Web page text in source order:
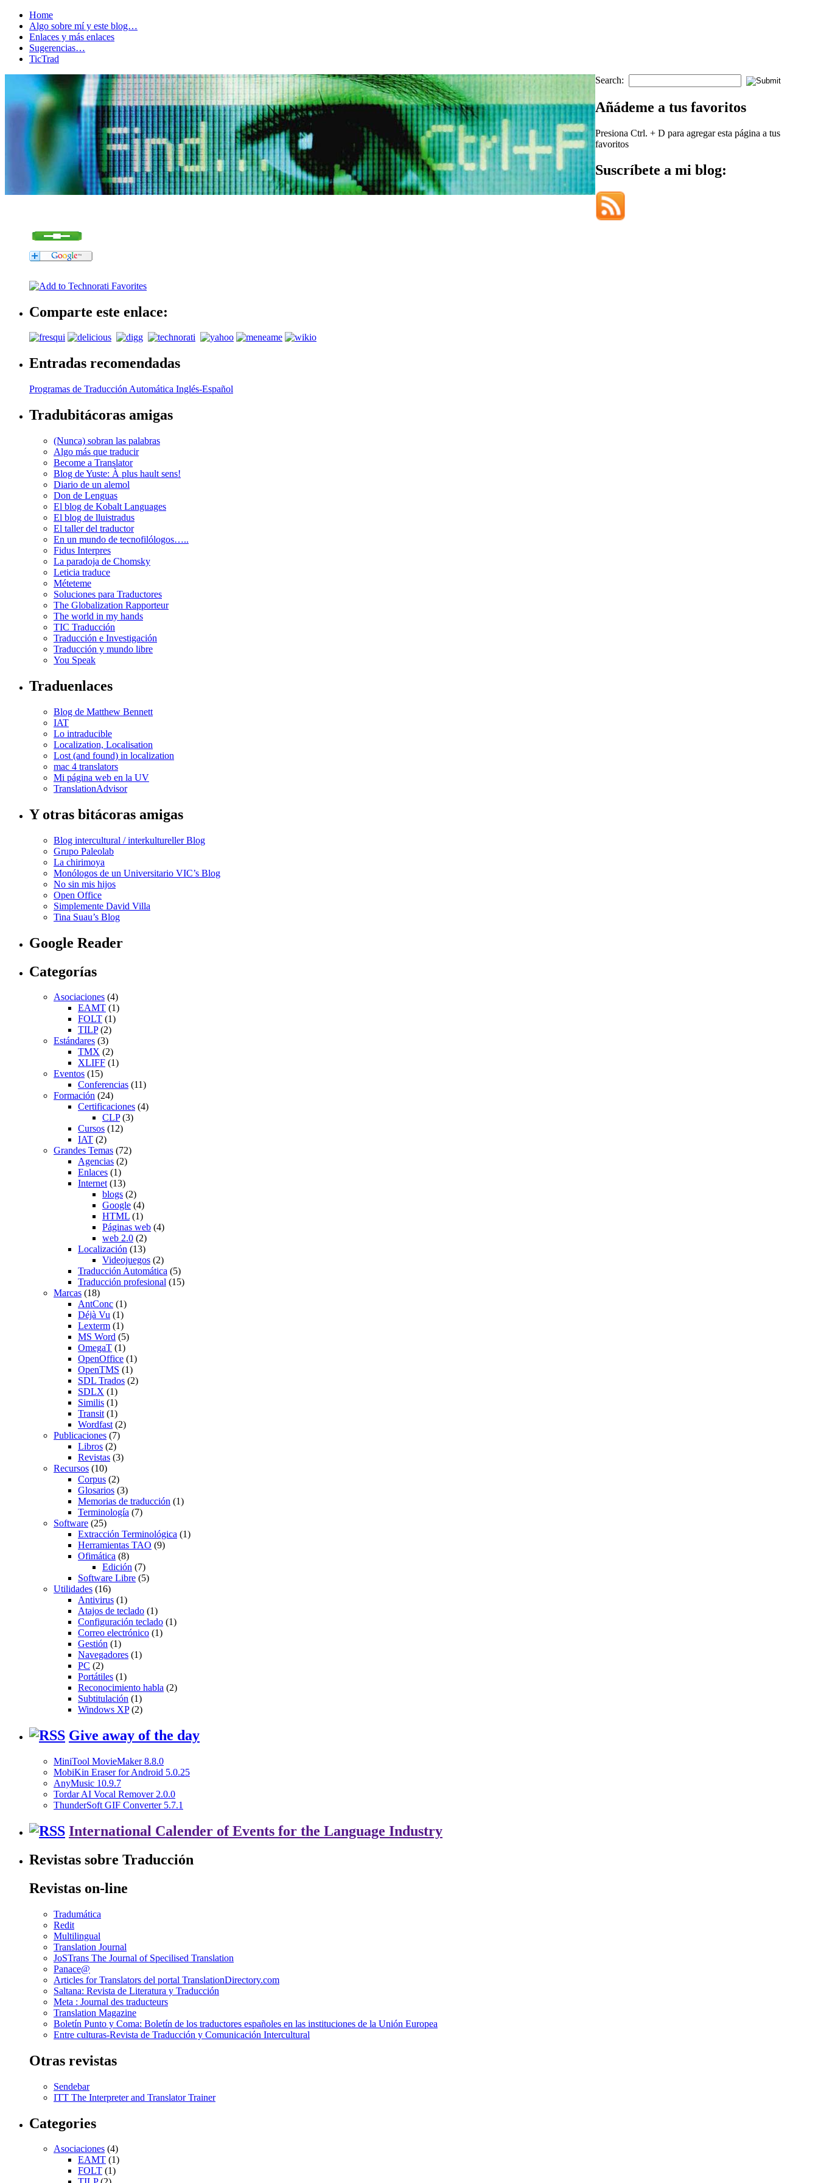
Home
Algo sobre mí y este blog…
Enlaces y más enlaces
Sugerencias…
TicTrad
Search:
Añádeme a tus favoritos
Presiona Ctrl. + D para agregar esta página a tus
favoritos
Suscríbete a mi blog:
Comparte este enlace:
Entradas recomendadas
Programas de Traducción Automática Inglés-Español
Tradubitácoras amigas
(Nunca) sobran las palabras
Algo más que traducir
Become a Translator
Blog de Yuste: À plus hault sens!
Diario de un alemol
Don de Lenguas
El blog de Kobalt Languages
El blog de lluistradus
El taller del traductor
En un mundo de tecnofilólogos…..
Fidus Interpres
La paradoja de Chomsky
Leticia traduce
Méteteme
Soluciones para Traductores
The Globalization Rapporteur
The world in my hands
TIC Traducción
Traducción e Investigación
Traducción y mundo libre
You Speak
Traduenlaces
Blog de Matthew Bennett
IAT
Lo intraducible
Localization, Localisation
Lost (and found) in localization
mac 4 translators
Mi página web en la UV
TranslationAdvisor
Y otras bitácoras amigas
Blog intercultural / interkultureller Blog
Grupo Paleolab
La chirimoya
Monólogos de un Universitario VIC’s Blog
No sin mis hijos
Open Office
Simplemente David Villa
Tina Suau’s Blog
Google Reader
Categorías
Asociaciones (4)
EAMT (1)
FOLT (1)
TILP(2)
Estándares (3)
TMX (2)
XLIFF (1)
Eventos (15)
Conferencias (11)
Formación (24)
Certificaciones (4)
CLP(3)
Cursos (12)
IAT (2)
Grandes Temas (72)
Agencias (2)
Enlaces (1)
Internet(13)
blogs (2)
Google (4)
HTML (1)
Páginas web (4)
web 2.0 (2)
Localización (13)
Videojuegos (2)
Traducción Automática (5)
Traducción profesional (15)
Marcas (18)
AntConc (1)
Déjà Vu (1)
Lexterm (1)
MS Word (5)
OmegaT (1)
OpenOffice (1)
OpenTMS (1)
SDL Trados (2)
SDLX (1)
Similis (1)
Transit(1)
Wordfast(2)
Publicaciones (7)
Libros (2)
Revistas (3)
Recursos (10)
Corpus (2)
Glosarios (3)
Memorias de traducción (1)
Terminología (7)
Software (25)
Extracción Terminológica (1)
Herramientas TAO (9)
Ofimática (8)
Edición (7)
Software Libre (5)
Utilidades (16)
Antivirus (1)
Atajos de teclado (1)
Configuración teclado (1)
Correo electrónico (1)
Gestión (1)
Navegadores (1)
PC (2)
Portátiles (1)
Reconocimiento habla (2)
Subtitulación (1)
Windows XP(2)
Give away of the day
MiniTool MovieMaker 8.8.0
MobiKin Eraser for Android 5.0.25
AnyMusic 10.9.7
Tordar AI Vocal Remover 2.0.0
ThunderSoft GIF Converter 5.7.1
International Calender of Events for the Language Industry
Revistas sobre Traducción
Revistas on-line
Tradumática
Redit
Multilingual
Translation Journal
JoSTrans The Journal of Specilised Translation
Panace@
Articles for Translators del portal TranslationDirectory.com
Saltana: Revista de Literatura y Traducción
Meta : Journal des traducteurs
Translation Magazine
Boletín Punto y Coma: Boletín de los traductores españoles en las instituciones de la Unión Europea
Entre culturas-Revista de Traducción y Comunicación Intercultural
Otras revistas
Sendebar
ITT The Interpreter and Translator Trainer
Categories
Asociaciones (4)
EAMT (1)
FOLT (1)